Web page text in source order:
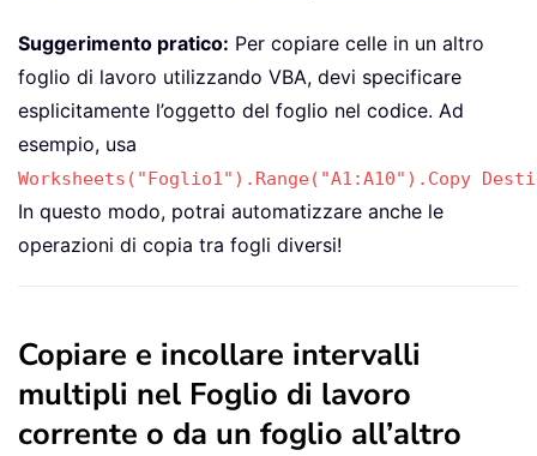
Suggerimento pratico: Per copiare celle in un altro
foglio di lavoro utilizzando VBA, devi specificare
esplicitamente l’oggetto del foglio nel codice. Ad
esempio, usa
Worksheets("Foglio1").Range("A1:A10").Copy
In questo modo, potrai automatizzare anche le
operazioni di copia tra fogli diversi!
Copiare e incollare intervalli
multipli nel Foglio di lavoro
corrente o da un foglio all’altro